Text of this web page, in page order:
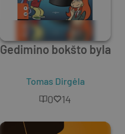
Gedimino bokšto byla
Tomas Dirgėla
0 14